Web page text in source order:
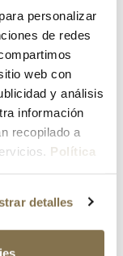
personalizar
de redes
web con
y análisis
información
recopilado a
Política
detalles